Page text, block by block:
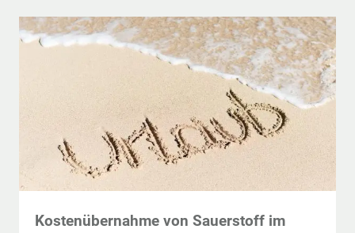
Kostenübernahme von Sauerstoff im